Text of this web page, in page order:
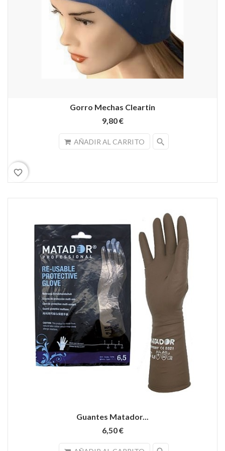
Gorro Mechas Cleartin
9,80 €
AÑADIR AL CARRITO search
favorite_border
Guantes Matador...
6,50 €